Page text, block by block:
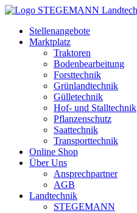
Zum
springenStellenangebote
Marktplatz
Traktoren
Bodenbearbeitung
Forsttechnik
Grünlandtechnik
Gülletechnik
Hof- und Stalltechnik
Pflanzenschutz
Saattechnik
Transporttechnik
Online Shop
Über Uns
Ansprechpartner
AGB
Landtechnik
STEGEMANN